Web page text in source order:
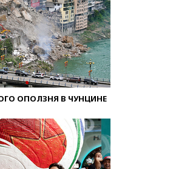
ОПОЛЗНЯ В ЧУНЦИНЕ